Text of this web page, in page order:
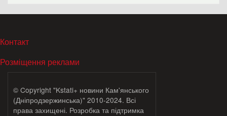
МЕНЮ В ПОДВАЛЕ
Контакт
Розміщення реклами
© Copyright "Kstati+ новини Кам'янського
(Дніпродзержинська)" 2010-2024. Всі
права захищені. Розробка та підтримка